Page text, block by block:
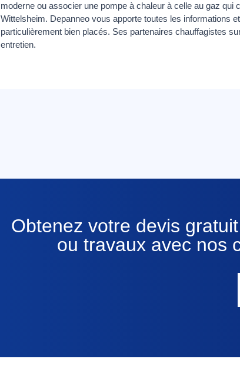
moderne ou associer une pompe à chaleur à celle au gaz
Wittelsheim. Depanneo vous apporte toutes les informations
particulièrement bien placés. Ses partenaires chauffagistes
entretien.
Obtenez votre devis
ou travaux avec nos